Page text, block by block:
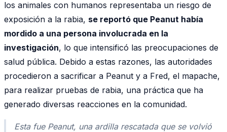
los animales con humanos representaba un riesgo de
exposición a la rabia, se reportó que Peanut había
mordido a una persona involucrada en la
investigación, lo que intensificó las preocupaciones de
salud pública. Debido a estas razones, las autoridades
procedieron a sacrificar a Peanut y a Fred, el mapache,
para realizar pruebas de rabia, una práctica que ha
generado diversas reacciones en la comunidad.
Esta fue Peanut, una ardilla rescatada que se volvió